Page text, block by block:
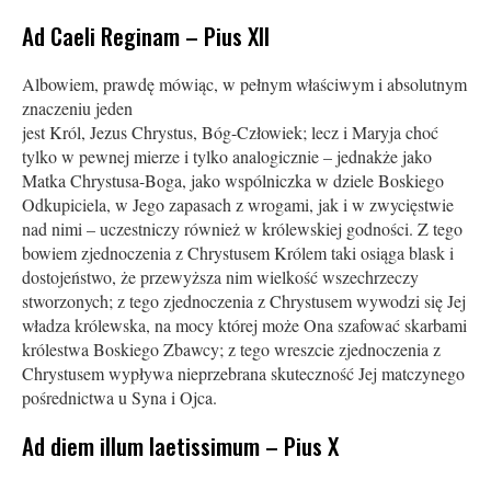
Ad Caeli Reginam – Pius XII
Albowiem, prawdę mówiąc, w pełnym właściwym i absolutnym
znaczeniu jeden
jest Król, Jezus Chrystus, Bóg-Człowiek; lecz i Maryja choć
tylko w pewnej mierze i tylko analogicznie – jednakże jako
Matka Chrystusa-Boga, jako wspólniczka w dziele Boskiego
Odkupiciela, w Jego zapasach z wrogami, jak i w zwycięstwie
nad nimi – uczestniczy również w królewskiej godności. Z tego
bowiem zjednoczenia z Chrystusem Królem taki osiąga blask i
dostojeństwo, że przewyższa nim wielkość wszechrzeczy
stworzonych; z tego zjednoczenia z Chrystusem wywodzi się Jej
władza królewska, na mocy której może Ona szafować skarbami
królestwa Boskiego Zbawcy; z tego wreszcie zjednoczenia z
Chrystusem wypływa nieprzebrana skuteczność Jej matczynego
pośrednictwa u Syna i Ojca.
Ad diem illum laetissimum – Pius X